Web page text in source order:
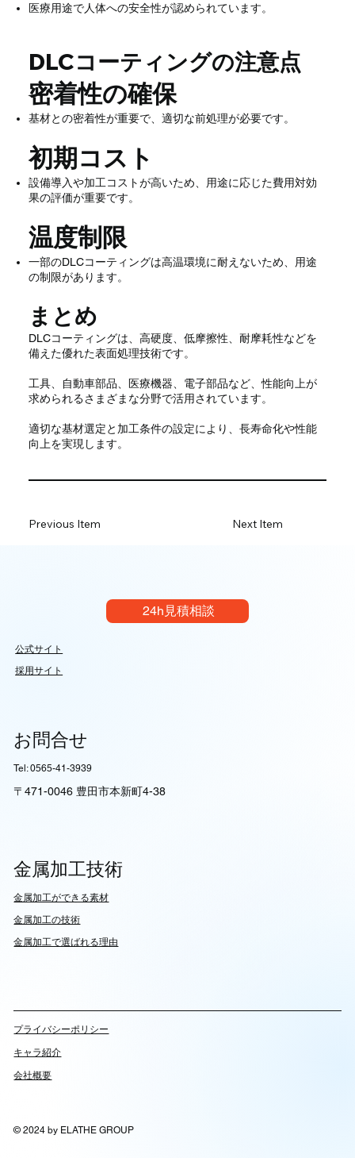
医療用途で人体への安全性が認められています。
DLCコーティングの注意点
密着性の確保
基材との密着性が重要で、適切な前処理が必要です。
初期コスト
設備導入や加工コストが高いため、用途に応じた費用対効
果の評価が重要です。
温度制限
一部のDLCコーティングは高温環境に耐えないため、用途
の制限があります。
まとめ
DLCコーティングは、高硬度、低摩擦性、耐摩耗性などを
備えた優れた表面処理技術です。
工具、自動車部品、医療機器、電子部品など、性能向上が
求められるさまざまな分野で活用されています。
適切な基材選定と加工条件の設定により、長寿命化や性能
向上を実現します。
Next Item
Previous Item
24h見積相談
公式サイト
採用サイト
お問合せ
Tel: 0565-41-3939
〒471-0046 豊田市本新町4-38
金属加工技術
​金属加工ができる素材
​金属加工の技術
金属加工で選ばれる理由
© 2024 by ELATHE GROUP
​プライバシーポリシー
キャラ紹介
会社概要